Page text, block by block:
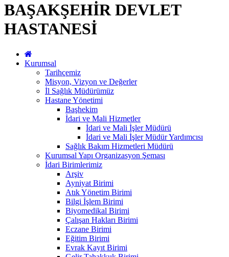
BAŞAKŞEHİR DEVLET
HASTANESİ
Kurumsal
Tarihçemiz
Misyon, Vizyon ve Değerler
İl Sağlık Müdürümüz
Hastane Yönetimi
Başhekim
İdari ve Mali Hizmetler
İdari ve Mali İşler Müdürü
İdari ve Mali İşler Müdür Yardımcısı
Sağlık Bakım Hizmetleri Müdürü
Kurumsal Yapı Organizasyon Şeması
İdari Birimlerimiz
Arşiv
Ayniyat Birimi
Atık Yönetim Birimi
Bilgi İşlem Birimi
Biyomedikal Birimi
Çalışan Hakları Birimi
Eczane Birimi
Eğitim Birimi
Evrak Kayıt Birimi